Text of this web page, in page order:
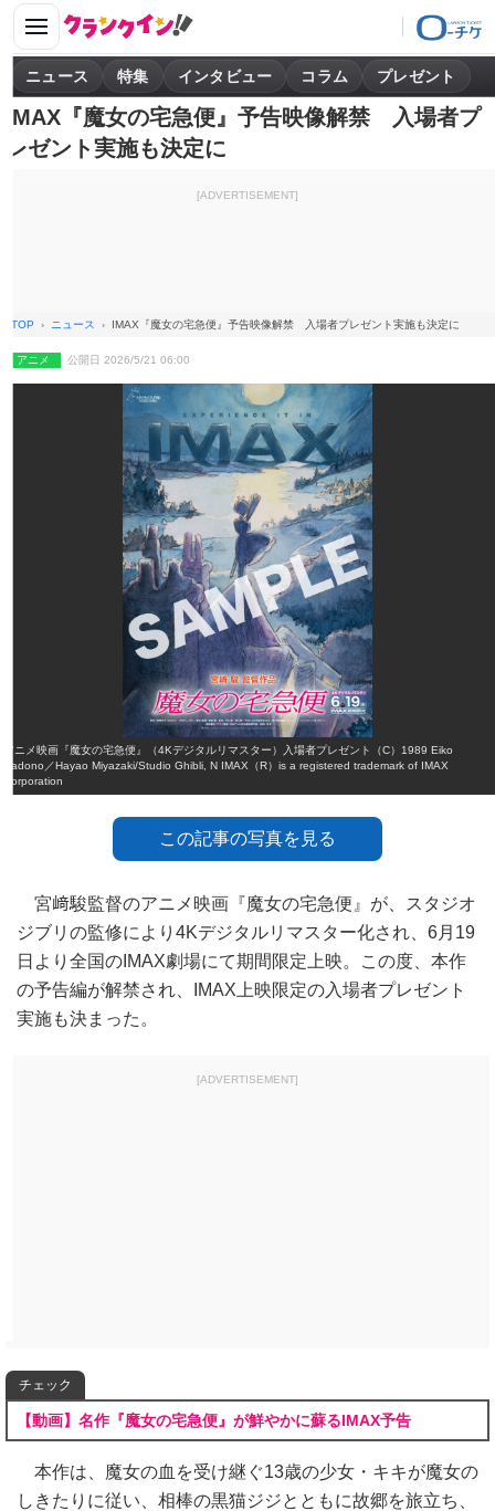
ニュース 特集 インタビュー コラム プレゼント
IMAX『魔女の宅急便』予告映像解禁 入場者プ
レゼント実施も決定に
[ADVERTISEMENT]
TOP ニュース IMAX『魔女の宅急便』予告映像解禁 入場者プレゼント実施も決定に
アニメ 公開日 2026/5/21 06:00
アニメ映画『魔女の宅急便』（4Kデジタルリマスター）入場者プレゼント（C）1989 Eiko
Kadono／Hayao Miyazaki/Studio Ghibli, N IMAX（R）is a registered trademark of IMAX
Corporation
この記事の写真を見る
宮﨑駿監督のアニメ映画『魔女の宅急便』が、スタジオ
ジブリの監修により4Kデジタルリマスター化され、6月19
日より全国のIMAX劇場にて期間限定上映。この度、本作
の予告編が解禁され、IMAX上映限定の入場者プレゼント
実施も決まった。
[ADVERTISEMENT]
チェック
【動画】名作『魔女の宅急便』が鮮やかに蘇るIMAX予告
本作は、魔女の血を受け継ぐ13歳の少女・キキが魔女の
しきたりに従い、相棒の黒猫ジジとともに故郷を旅立ち、